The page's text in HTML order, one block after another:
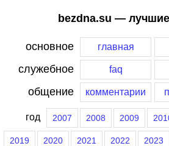
bezdna.su —
основное главная
служебное faq
общение комментарии
год 2007 2008 2009
2019 2020 2021 2022 2023